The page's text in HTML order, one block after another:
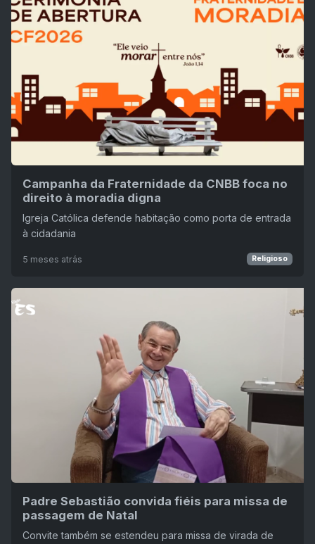
Campanha da Fraternidade da CNBB foca no
direito à moradia digna
Igreja Católica defende habitação como porta de entrada
à cidadania
5 meses atrás Religioso
Padre Sebastião convida fiéis para missa de
passagem de Natal
Convite também se estendeu para missa de virada de